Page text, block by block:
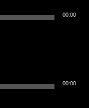
00:00
00:00